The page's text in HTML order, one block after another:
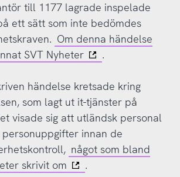
till 1177 lagrade inspelade
ett sätt som inte bedömdes
Om denna händelse
SVT Nyheter
.
händelse kretsade kring
som lagt ut it-tjänster på
visade sig att utländsk personal
innan de
något som bland
skrivit om
.